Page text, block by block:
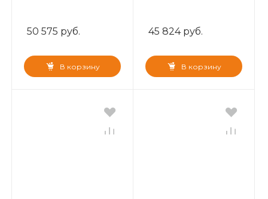
50 575 руб.
В корзину
45 824 руб.
В корзину